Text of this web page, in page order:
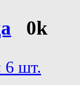
0k
6 шт.